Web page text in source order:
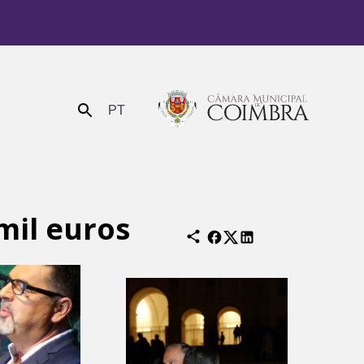
Enviar PT
euros